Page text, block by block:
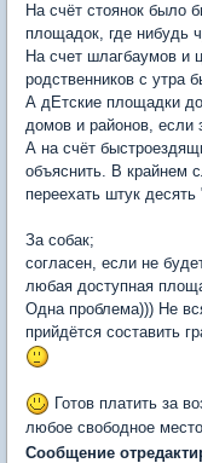
На счёт стоянок было
площадок, где нибудь
На счет шлагбаумов и
родственников с утра
А дЕтские площадки
домов и районов,
А на счёт
объяснить. В крайнем
переехать штук десять
За собак;
согласен, если не
любая доступная
Одна проблема))) Не
прийдётся составить
Готов платить за
любое свободное место
Сообщение